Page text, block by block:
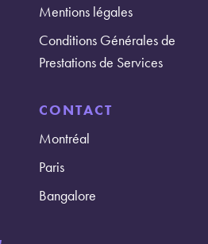
Mentions légales
Conditions Générales de
Prestations de Services
CONTACT
Montréal
Paris
Bangalore